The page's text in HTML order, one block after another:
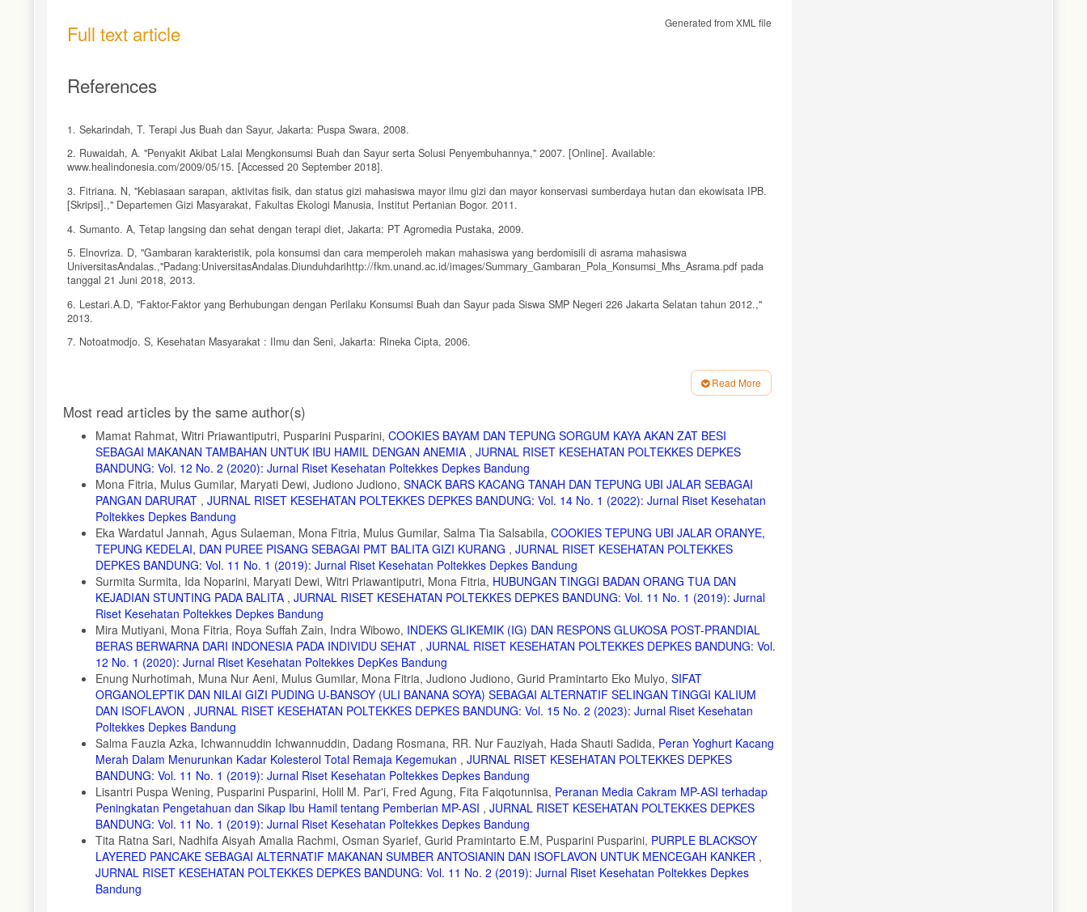
Full text article Generated from XML file
References
1. Sekarindah, T. Terapi Jus Buah dan Sayur, Jakarta: Puspa Swara, 2008.
2. Ruwaidah, A. "Penyakit Akibat Lalai Mengkonsumsi Buah dan Sayur serta Solusi Penyembuhannya," 2007. [Online]. Available:
www.healindonesia.com/2009/05/15. [Accessed 20 September 2018].
3. Fitriana. N, "Kebiasaan sarapan, aktivitas fisik, dan status gizi mahasiswa mayor ilmu gizi dan mayor konservasi sumberdaya hutan dan ekowisata IPB.
[Skripsi].," Departemen Gizi Masyarakat, Fakultas Ekologi Manusia, Institut Pertanian Bogor. 2011.
4. Sumanto. A, Tetap langsing dan sehat dengan terapi diet, Jakarta: PT Agromedia Pustaka, 2009.
5. Elnovriza. D, "Gambaran karakteristik, pola konsumsi dan cara memperoleh makan mahasiswa yang berdomisili di asrama mahasiswa
UniversitasAndalas.,"Padang:UniversitasAndalas.Diunduhdarihttp://fkm.unand.ac.id/images/Summary_Gambaran_Pola_Konsumsi_Mhs_Asrama.pdf pada
tanggal 21 Juni 2018, 2013.
6. Lestari.A.D, "Faktor-Faktor yang Berhubungan dengan Perilaku Konsumsi Buah dan Sayur pada Siswa SMP Negeri 226 Jakarta Selatan tahun 2012.,"
2013.
7. Notoatmodjo. S, Kesehatan Masyarakat : Ilmu dan Seni, Jakarta: Rineka Cipta, 2006.
10. Yamin. M, Strategi & Metode dalam Model Pembelajaran, Jakarta: Referensi, 2013.
Read More
Article
Details
Most read articles by the same author(s)
Mamat Rahmat, Witri Priawantiputri, Pusparini Pusparini, COOKIES BAYAM DAN TEPUNG SORGUM KAYA AKAN ZAT BESI
SEBAGAI MAKANAN TAMBAHAN UNTUK IBU HAMIL DENGAN ANEMIA , JURNAL RISET KESEHATAN POLTEKKES DEPKES
BANDUNG: Vol. 12 No. 2 (2020): Jurnal Riset Kesehatan Poltekkes Depkes Bandung
Mona Fitria, Mulus Gumilar, Maryati Dewi, Judiono Judiono, SNACK BARS KACANG TANAH DAN TEPUNG UBI JALAR SEBAGAI
PANGAN DARURAT , JURNAL RISET KESEHATAN POLTEKKES DEPKES BANDUNG: Vol. 14 No. 1 (2022): Jurnal Riset Kesehatan
Poltekkes Depkes Bandung
Eka Wardatul Jannah, Agus Sulaeman, Mona Fitria, Mulus Gumilar, Salma Tia Salsabila, COOKIES TEPUNG UBI JALAR ORANYE,
TEPUNG KEDELAI, DAN PUREE PISANG SEBAGAI PMT BALITA GIZI KURANG , JURNAL RISET KESEHATAN POLTEKKES
DEPKES BANDUNG: Vol. 11 No. 1 (2019): Jurnal Riset Kesehatan Poltekkes Depkes Bandung
Surmita Surmita, Ida Noparini, Maryati Dewi, Witri Priawantiputri, Mona Fitria, HUBUNGAN TINGGI BADAN ORANG TUA DAN
KEJADIAN STUNTING PADA BALITA , JURNAL RISET KESEHATAN POLTEKKES DEPKES BANDUNG: Vol. 11 No. 1 (2019): Jurnal
Riset Kesehatan Poltekkes Depkes Bandung
Mira Mutiyani, Mona Fitria, Roya Suffah Zain, Indra Wibowo, INDEKS GLIKEMIK (IG) DAN RESPONS GLUKOSA POST-PRANDIAL
BERAS BERWARNA DARI INDONESIA PADA INDIVIDU SEHAT , JURNAL RISET KESEHATAN POLTEKKES DEPKES BANDUNG: Vol.
12 No. 1 (2020): Jurnal Riset Kesehatan Poltekkes DepKes Bandung
Enung Nurhotimah, Muna Nur Aeni, Mulus Gumilar, Mona Fitria, Judiono Judiono, Gurid Pramintarto Eko Mulyo, SIFAT
ORGANOLEPTIK DAN NILAI GIZI PUDING U-BANSOY (ULI BANANA SOYA) SEBAGAI ALTERNATIF SELINGAN TINGGI KALIUM
DAN ISOFLAVON , JURNAL RISET KESEHATAN POLTEKKES DEPKES BANDUNG: Vol. 15 No. 2 (2023): Jurnal Riset Kesehatan
Poltekkes Depkes Bandung
Salma Fauzia Azka, Ichwannuddin Ichwannuddin, Dadang Rosmana, RR. Nur Fauziyah, Hada Shauti Sadida, Peran Yoghurt Kacang
Merah Dalam Menurunkan Kadar Kolesterol Total Remaja Kegemukan , JURNAL RISET KESEHATAN POLTEKKES DEPKES
BANDUNG: Vol. 11 No. 1 (2019): Jurnal Riset Kesehatan Poltekkes Depkes Bandung
Lisantri Puspa Wening, Pusparini Pusparini, Holil M. Par'i, Fred Agung, Fita Faiqotunnisa, Peranan Media Cakram MP-ASI terhadap
Peningkatan Pengetahuan dan Sikap Ibu Hamil tentang Pemberian MP-ASI , JURNAL RISET KESEHATAN POLTEKKES DEPKES
BANDUNG: Vol. 11 No. 1 (2019): Jurnal Riset Kesehatan Poltekkes Depkes Bandung
Tita Ratna Sari, Nadhifa Aisyah Amalia Rachmi, Osman Syarief, Gurid Pramintarto E.M, Pusparini Pusparini, PURPLE BLACKSOY
LAYERED PANCAKE SEBAGAI ALTERNATIF MAKANAN SUMBER ANTOSIANIN DAN ISOFLAVON UNTUK MENCEGAH KANKER ,
JURNAL RISET KESEHATAN POLTEKKES DEPKES BANDUNG: Vol. 11 No. 2 (2019): Jurnal Riset Kesehatan Poltekkes Depkes
Bandung